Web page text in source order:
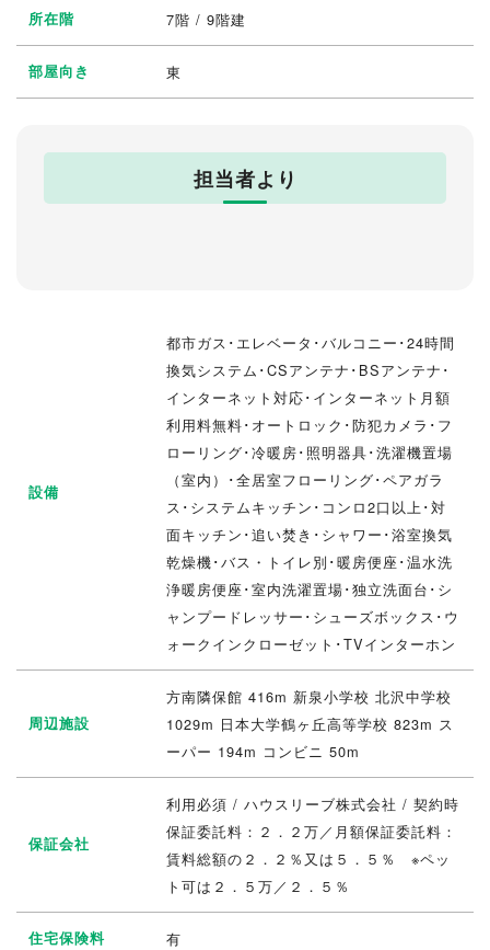
所在階 7階 / 9階建
部屋向き 東
担当者より
設備
都市ガス･エレベータ･バルコニー･24時間
換気システム･CSアンテナ･BSアンテナ･
インターネット対応･インターネット月額
利用料無料･オートロック･防犯カメラ･フ
ローリング･冷暖房･照明器具･洗濯機置場
（室内）･全居室フローリング･ペアガラ
ス･システムキッチン･コンロ2口以上･対
面キッチン･追い焚き･シャワー･浴室換気
乾燥機･バス・トイレ別･暖房便座･温水洗
浄暖房便座･室内洗濯置場･独立洗面台･シ
ャンプードレッサー･シューズボックス･ウ
ォークインクローゼット･TVインターホン
周辺施設
方南隣保館 416m 新泉小学校 北沢中学校
1029m 日本大学鶴ヶ丘高等学校 823m ス
ーパー 194m コンビニ 50m
保証会社
利用必須 / ハウスリーブ株式会社 / 契約時
保証委託料：２．２万／月額保証委託料：
賃料総額の２．２％又は５．５％ ※ペッ
ト可は２．５万／２．５％
住宅保険料 有